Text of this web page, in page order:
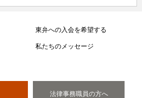
東弁への入会を希望する
私たちのメッセージ
法律事務職員の方へ